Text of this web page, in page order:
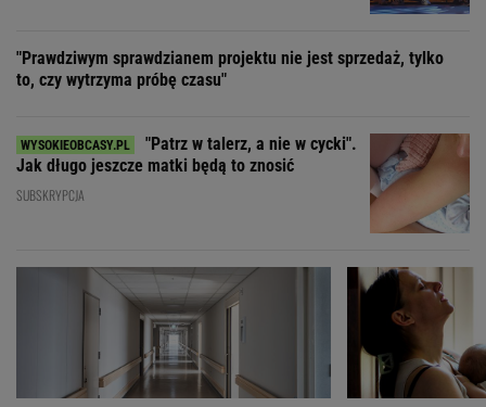
"Prawdziwym sprawdzianem projektu nie jest sprzedaż, tylko
to, czy wytrzyma próbę czasu"
"Patrz w talerz, a nie w cycki".
Jak długo jeszcze matki będą to znosić
SUBSKRYPCJA